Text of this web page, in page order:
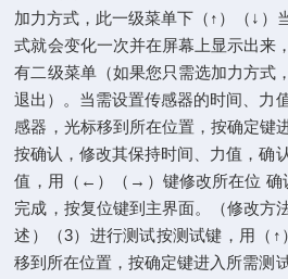
加力方式，此一级菜单下（↑）（↓）
式就会变化一次并在屏幕上显示出来
有二级菜单（如果您只需选加力方式
退出）。当需设置传感器的时间、力
感器，光标移到所在位置，按确定键
按确认，修改其保持时间、力值，确
值，用（←）（→）键修改所在位 确
完成，按复位键到主界面。（修改方
述）（3）进行测试按测试键，用（
移到所在位置，按确定键进入所需测